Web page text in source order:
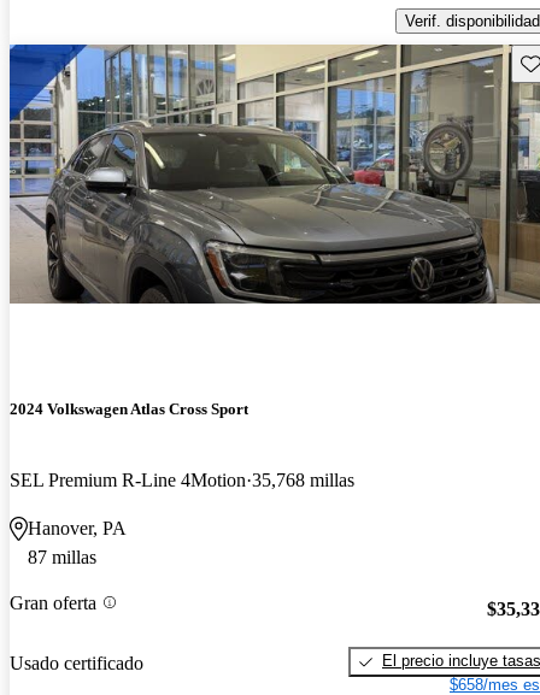
Verif. disponibilidad
2024 Volkswagen Atlas Cross Sport
SEL Premium R-Line 4Motion 35,768 millas
Hanover, PA
87 millas
Gran oferta
Usado certificado
El precio incluye tasas
$658/mes